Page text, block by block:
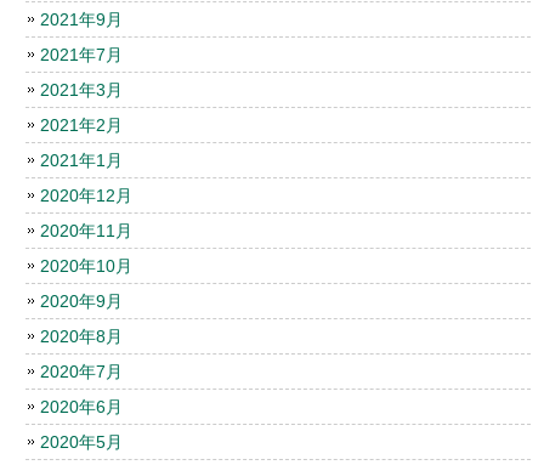
2021年9月
2021年7月
2021年3月
2021年2月
2021年1月
2020年12月
2020年11月
2020年10月
2020年9月
2020年8月
2020年7月
2020年6月
2020年5月